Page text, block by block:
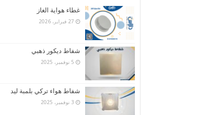
غطاء هواية الغاز
27 فبراير، 2026
شفاط ديكور ذهبي
5 نوفمبر، 2025
شفاط هواء تركي بلمبة ليد
3 نوفمبر، 2025